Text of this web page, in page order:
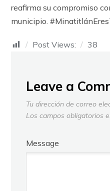
reafirma su compromiso
municipio.
Post Views: 38
Leave a
Tu dirección de correo
Los campos obligatorios
Message